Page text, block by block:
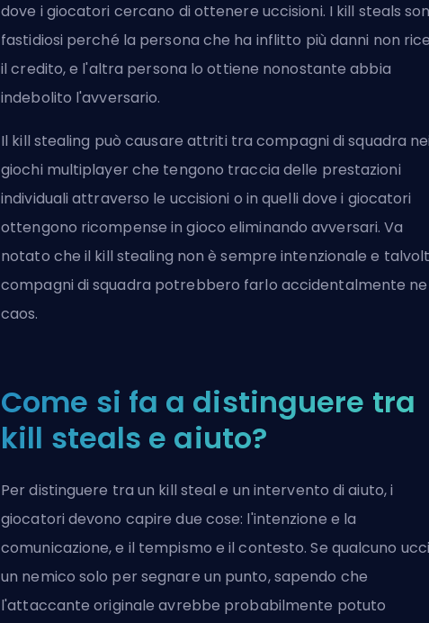
dove i giocatori cercano di ottenere uccisioni. I kill steals
fastidiosi perché la persona che ha inflitto più danni non
il credito, e l'altra persona lo ottiene nonostante abbia
indebolito l'avversario.
Il kill stealing può causare attriti tra compagni di squadra
giochi multiplayer che tengono traccia delle prestazioni
individuali attraverso le uccisioni o in quelli dove i giocatori
ottengono ricompense in gioco eliminando avversari. Va
notato che il kill stealing non è sempre intenzionale e
compagni di squadra potrebbero farlo accidentalmente
caos.
Come si fa a distinguere tra
kill steals e aiuto?
Per distinguere tra un kill steal e un intervento di aiuto, i
giocatori devono capire due cose: l'intenzione e la
comunicazione, e il tempismo e il contesto. Se qualcuno
un nemico solo per segnare un punto, sapendo che
l'attaccante originale avrebbe probabilmente potuto